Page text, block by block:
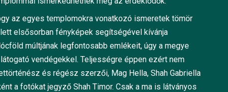
az egyes templomokra vonatkozó ismeretek tömör
elsősorban fényképek segítségével kívánja
múltjának legfontosabb emlékeit, úgy a megye
vendégekkel. Teljességre éppen ezért nem
és régész szerzői, Mag Hella, Shah Gabriella
a fotókat jegyző Shah Timor. Csak a ma is látványos